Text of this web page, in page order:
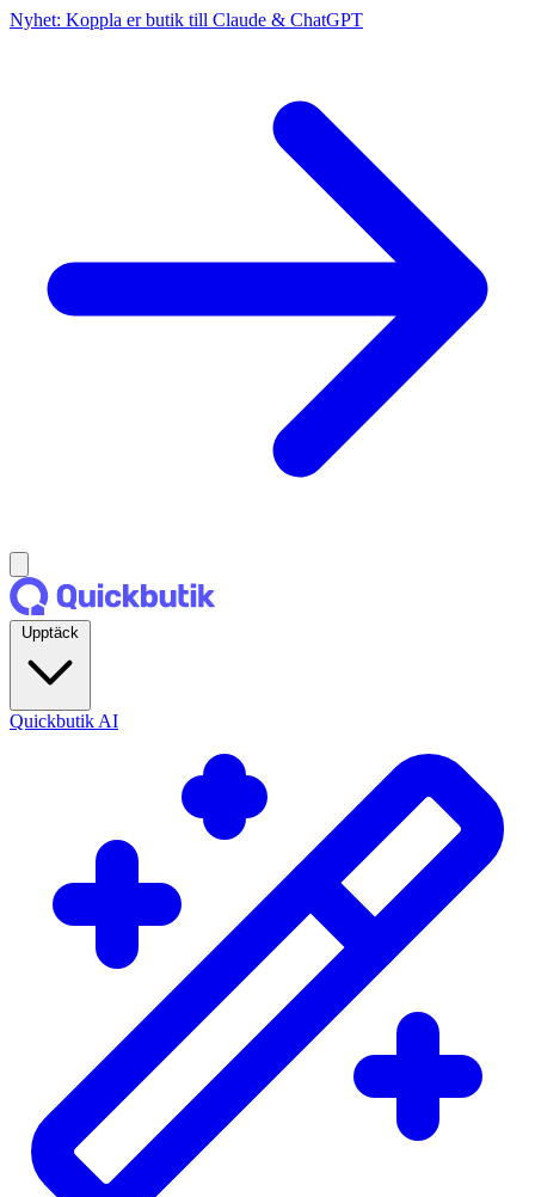
Nyhet: Koppla er butik till Claude & ChatGPT
Quickbutik AI